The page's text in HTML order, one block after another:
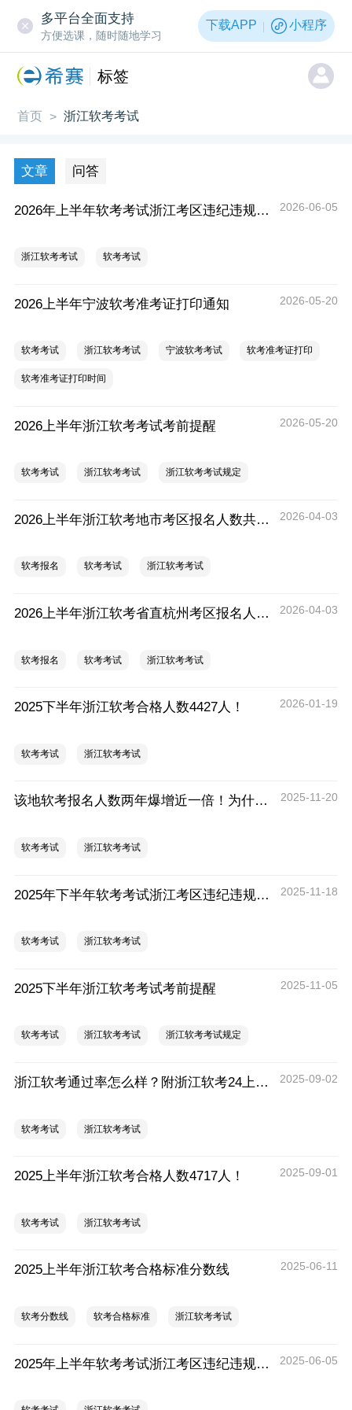
多平台全面支持
方便选课，随时随地学习
下载APP 小程序
标签
首页 > 浙江软考考试
文章 问答
2026年上半年软考考试浙江考区违纪违规拟处理公告 2026-06-05
浙江软考考试 软考考试
2026上半年宁波软考准考证打印通知 2026-05-20
软考考试 浙江软考考试 宁波软考考试 软考准考证打印
软考准考证打印时间
2026上半年浙江软考考试考前提醒 2026-05-20
软考考试 浙江软考考试 浙江软考考试规定
2026上半年浙江软考地市考区报名人数共18000人左右 2026-04-03
软考报名 软考考试 浙江软考考试
2026上半年浙江软考省直杭州考区报名人数共38565人 2026-04-03
软考报名 软考考试 浙江软考考试
2025下半年浙江软考合格人数4427人！ 2026-01-19
软考考试 浙江软考考试
该地软考报名人数两年爆增近一倍！为什么这么火爆？ 2025-11-20
软考考试 浙江软考考试
2025年下半年软考考试浙江考区违纪违规拟处理公告 2025-11-18
软考考试 浙江软考考试
2025下半年浙江软考考试考前提醒 2025-11-05
软考考试 浙江软考考试 浙江软考考试规定
浙江软考通过率怎么样？附浙江软考24上及25上通过率汇总 2025-09-02
软考考试 浙江软考考试
2025上半年浙江软考合格人数4717人！ 2025-09-01
软考考试 浙江软考考试
2025上半年浙江软考合格标准分数线 2025-06-11
软考分数线 软考合格标准 浙江软考考试
2025年上半年软考考试浙江考区违纪违规拟处理公告 2025-06-05